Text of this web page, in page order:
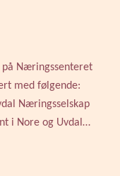
Næringssenteret
med følgende:
Næringsselskap
i Nore og Uvdal…